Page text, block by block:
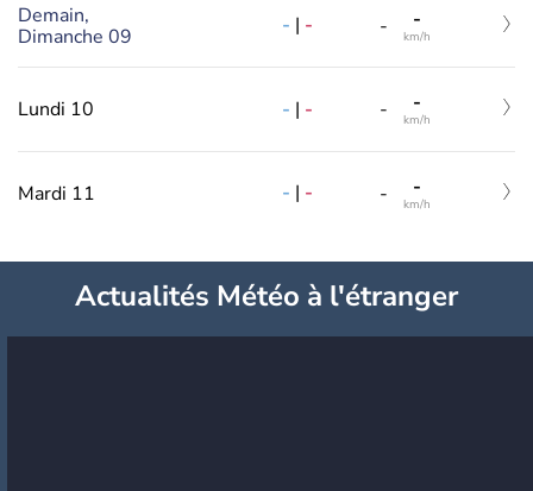
Demain,
Dimanche 09
- | - - -
km/h
Lundi 10 - | - - -
km/h
Mardi 11 - | - - -
km/h
Actualités Météo à l'étranger